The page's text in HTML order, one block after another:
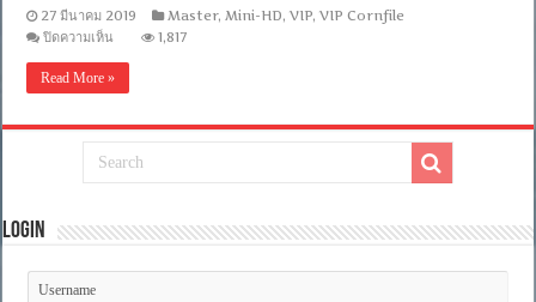
27 มีนาคม 2019 Master, Mini-HD,VIP,VIP Cornfile
ปิดความเห็น
1080P]
Canto
เสียง
รัก
[พากย์
1,817
Read More »
Login